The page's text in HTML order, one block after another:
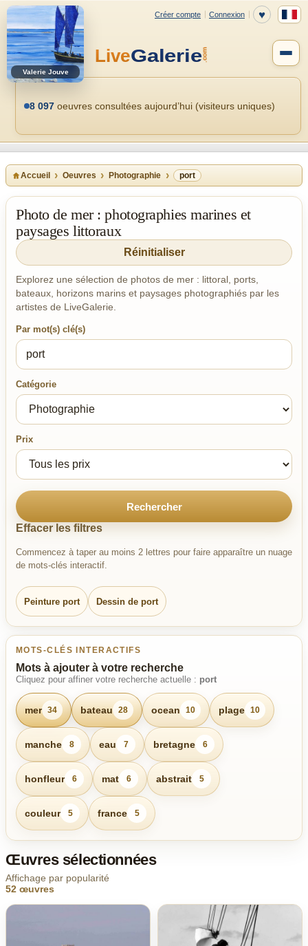
Valerie Jouve
8 097 oeuvres consultées aujourd’hui (visiteurs uniques)
Accueil Oeuvres Photographie port
Photo de mer : photographies marines et
paysages littoraux
Réinitialiser
Explorez une sélection de photos de mer : littoral, ports,
bateaux, horizons marins et paysages photographiés par les
artistes de LiveGalerie.
Par mot(s) clé(s)
Catégorie
Prix
Rechercher
Effacer les filtres
Commencez à taper au moins 2 lettres pour faire apparaître un nuage
de mots-clés interactif.
Peinture port Dessin de port
MOTS-CLÉS INTERACTIFS
Mots à ajouter à votre recherche
Cliquez pour affiner votre recherche actuelle : port
mer 34 bateau 28 ocean 10 plage 10
manche 8 eau 7 bretagne 6
honfleur 6 mat 6 abstrait 5
couleur 5 france 5
Œuvres sélectionnées
Affichage par popularité
52 œuvres